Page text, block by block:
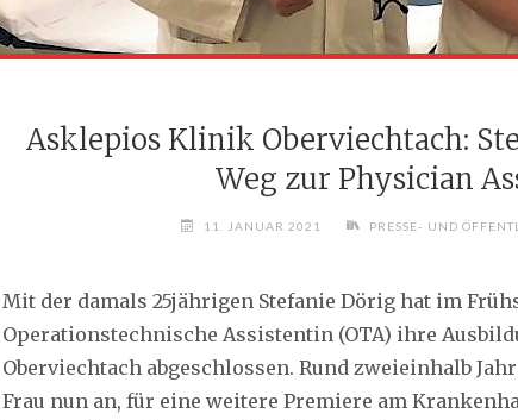
Asklepios Klinik Oberviechtach:
Weg zur Physician
11. JANUAR 2021 PRESSE- UND
Mit der damals 25jährigen Stefanie Dörig hat im
Operationstechnische Assistentin (OTA) ihre
Oberviechtach abgeschlossen. Rund zweieinhalb
Frau nun an, für eine weitere Premiere am